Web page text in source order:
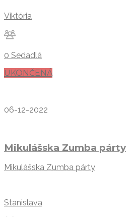
Viktória
0 Sedadlá
UKONČENÁ
06-12-2022
Mikulášska Zumba párty
Mikulášska Zumba párty
Stanislava